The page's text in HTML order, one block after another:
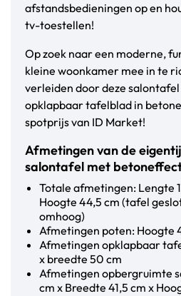
afstandsbedieningen op en
tv-toestellen!
Op zoek naar een moderne,
kleine woonkamer mee in te
verleiden door deze
opklapbaar tafelblad in
spotprijs van ID Market!
Afmetingen van de
salontafel met
Totale afmetingen: Lengte
Hoogte 44,5 cm (tafel
omhoog)
Afmetingen poten: Hoogte
Afmetingen opklapbaar
x breedte 50 cm
Afmetingen opbergruimte
cm x Breedte 41,5 cm x